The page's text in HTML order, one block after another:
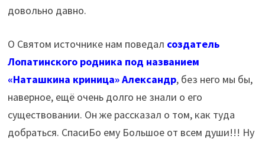
довольно давно.
О Святом источнике нам поведал создатель
Лопатинского родника под названием
«Наташкина криница» Александр, без него мы бы,
наверное, ещё очень долго не знали о его
существовании. Он же рассказал о том, как туда
добраться. СпасиБо ему Большое от всем души!!! Ну